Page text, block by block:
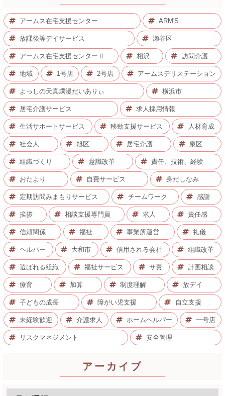
アームス在宅支援センター ARM'S
放課後等デイサービス 瀬谷区
アームス在宅支援センターⅡ 相沢 訪問介護
地域 1号店 2号店 アームスデリステーション
よっしの天真爛漫だいありぃ 横浜市
居宅介護サービス 求人採用情報
生活サポートサービス 移動支援サービス 人材育成
社会人 旭区 居宅介護 泉区
組織づくり 意識改革 責任、技術、経験
おたより 自費サービス 身だしなみ
定期訪問みまもりサービス チームワーク 感謝
挨拶 相談支援専門員 求人 責任感
信頼関係 福祉 事業所運営 礼儀
ヘルパー 大和市 信用される会社 組織改革
選ばれる組織 福祉サービス サ責 計画相談
療育 加算 制度理解 放デイ
子どもの成長 障がい児支援 自立支援
未経験歓迎 介護求人 ホームヘルパー 一号店
リスクマネジメント 安全管理
アーカイブ